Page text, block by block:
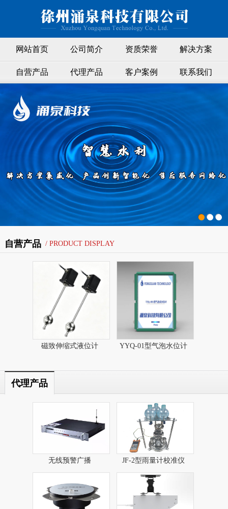
网站首页 公司简介 资质荣誉 解决方案
自营产品 代理产品 客户案例 联系我们
自营产品/ PRODUCT DISPLAY
磁致伸缩式液位计​ YYQ-01型气泡水位计
代理产品
无线预警广播​ JF-2型雨量计校准仪